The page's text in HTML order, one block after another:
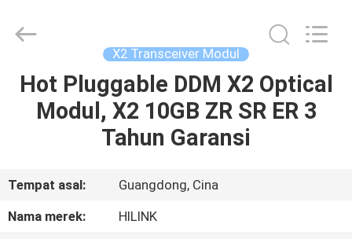
RUMAH
TENTANG
KAMI
Technology
Co.,Ltd..
X2 Transceiver Modul
Hot Pluggable DDM X2 Optical
Modul, X2 10GB ZR SR ER 3
Tahun Garansi
Tempat asal:
Guangdong, Cina
Nama merek:
HILINK